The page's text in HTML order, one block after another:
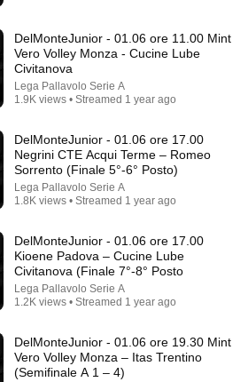
784K views
DelMonteJunior - 01.06 ore 11.00 Mint
Vero Volley Monza - Cucine Lube
Civitanova
Lega Pallavolo Serie A
1.9K views • Streamed 1 year ago
DelMonteJunior - 01.06 ore 17.00
Negrini CTE Acqui Terme – Romeo
Sorrento (Finale 5°-6° Posto)
Lega Pallavolo Serie A
1.8K views • Streamed 1 year ago
DelMonteJunior - 01.06 ore 17.00
Kioene Padova – Cucine Lube
Civitanova (Finale 7°-8° Posto
Lega Pallavolo Serie A
1.2K views • Streamed 1 year ago
DelMonteJunior - 01.06 ore 19.30 Mint
Vero Volley Monza – Itas Trentino
(Semifinale A 1 – 4)